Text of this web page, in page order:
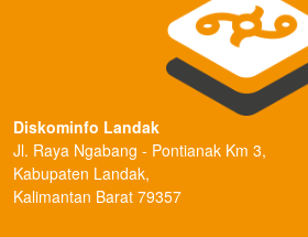
Diskominfo Landak
Jl. Raya Ngabang - Pontianak Km 3,
Kabupaten Landak,
Kalimantan Barat 79357